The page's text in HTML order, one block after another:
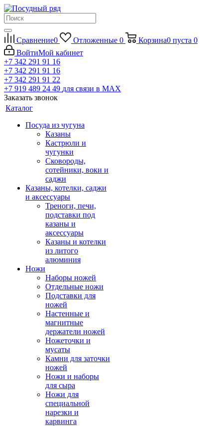
Сравнение0 Отложенные 0 Корзина0 пуста 0
ВойтиМой кабинет
+7 342 291 91 16
+7 342 291 91 16
+7 342 291 91 22
+7 919 489 24 49 для связи в МАХ
Заказать звонок
Каталог
Посуда из чугуна
Казаны
Кастрюли и
чугунки
Сковороды,
сотейники, воки и
саджи
Казаны, котелки, саджи
и аксессуары
Треноги, печи,
подставки под
казаны и
аксессуары
Казаны и котелки
из литого
алюминия
Ножи
Наборы ножей
Отдельные ножи
Подставки для
ножей
Настенные и
магнитные
держатели ножей
Ножеточки и
мусаты
Камни для заточки
ножей
Ножи и наборы
для сыра
Ножи для
специальной
нарезки и
карвинга